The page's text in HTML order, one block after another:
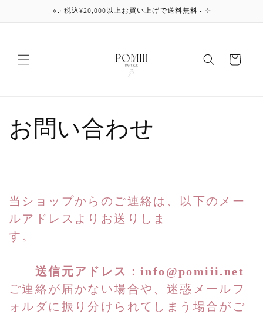
進む
⟡.· 税込¥20,000以上お買い上げで送料無料 ˖ ࣪⊹
ー
お問い合わせ
当ショップからのご連絡は、以下のメー
ルアドレスよりお送りしま
す。
送信元アドレス：info@pomiii.net
ご連絡が届かない場合や、迷惑メールフ
ォルダに振り分けられてしまう場合がご